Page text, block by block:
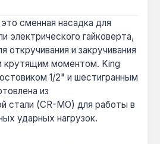
сменная насадка для
электрического гайковерта,
откручивания и закручивания
крутящим моментом. King
1/2" и шестигранным
из
стали (CR-MO) для работы в
ударных нагрузок.